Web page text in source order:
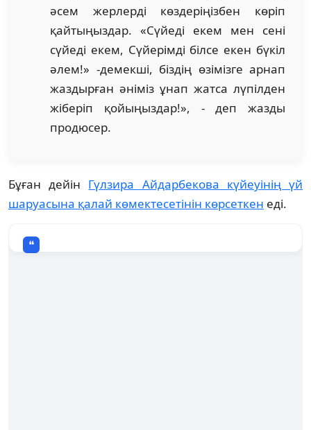
әсем жерлерді көздеріңізбен көріп
қайтыңыздар. «Сүйеді екем мен сені
сүйеді екем, Сүйерімді білсе екен бүкіл
әлем!» -демекші, біздің өзімізге арнап
жаздырған әніміз ұнап жатса лүпілден
жіберіп қойыңыздар!», - деп жазды
продюсер.
Бұған дейін Гүлзира Айдарбекова күйеуінің үй
шаруасына қалай көмектесетінін көрсеткен еді.